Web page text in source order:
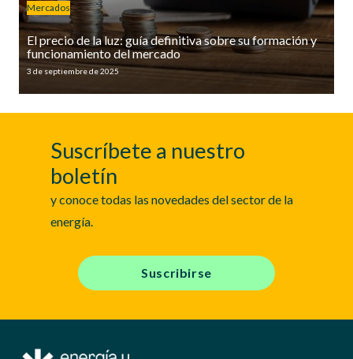
Mercados
El precio de la luz: guía definitiva sobre su formación y
funcionamiento del mercado
3 de septiembre de 2025
Suscríbete a nuestro
boletín
y conoce todas las novedades del sector de la
energía.
Suscribirse